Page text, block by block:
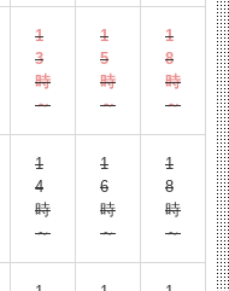
1
3
時
～
1
5
時
～
1
8
時
～
1
4
時
～
1
6
時
～
1
8
時
～